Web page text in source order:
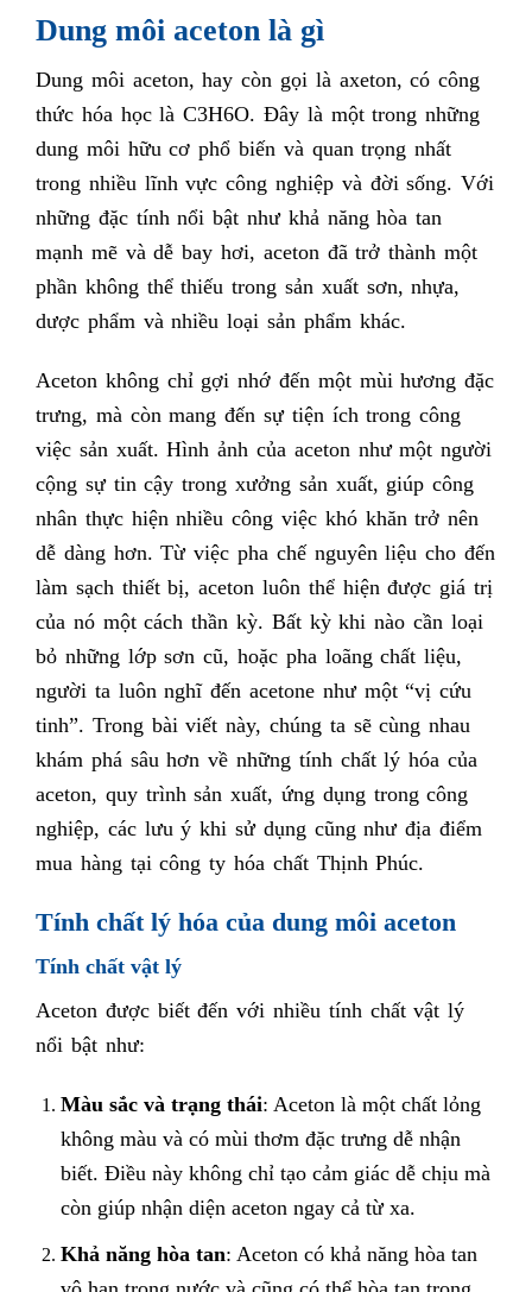
Dung môi aceton là gì
Dung môi aceton, hay còn gọi là axeton, có công
thức hóa học là C3H6O. Đây là một trong những
dung môi hữu cơ phổ biến và quan trọng nhất
trong nhiều lĩnh vực công nghiệp và đời sống. Với
những đặc tính nổi bật như khả năng hòa tan
mạnh mẽ và dễ bay hơi, aceton đã trở thành một
phần không thể thiếu trong sản xuất sơn, nhựa,
dược phẩm và nhiều loại sản phẩm khác.
Aceton không chỉ gợi nhớ đến một mùi hương đặc
trưng, mà còn mang đến sự tiện ích trong công
việc sản xuất. Hình ảnh của aceton như một người
cộng sự tin cậy trong xưởng sản xuất, giúp công
nhân thực hiện nhiều công việc khó khăn trở nên
dễ dàng hơn. Từ việc pha chế nguyên liệu cho đến
làm sạch thiết bị, aceton luôn thể hiện được giá trị
của nó một cách thần kỳ. Bất kỳ khi nào cần loại
bỏ những lớp sơn cũ, hoặc pha loãng chất liệu,
người ta luôn nghĩ đến acetone như một “vị cứu
tinh”. Trong bài viết này, chúng ta sẽ cùng nhau
khám phá sâu hơn về những tính chất lý hóa của
aceton, quy trình sản xuất, ứng dụng trong công
nghiệp, các lưu ý khi sử dụng cũng như địa điểm
mua hàng tại công ty hóa chất Thịnh Phúc.
Tính chất lý hóa của dung môi aceton
Tính chất vật lý
Aceton được biết đến với nhiều tính chất vật lý
nổi bật như:
Màu sắc và trạng thái: Aceton là một chất lỏng
không màu và có mùi thơm đặc trưng dễ nhận
biết. Điều này không chỉ tạo cảm giác dễ chịu mà
còn giúp nhận diện aceton ngay cả từ xa.
Khả năng hòa tan: Aceton có khả năng hòa tan